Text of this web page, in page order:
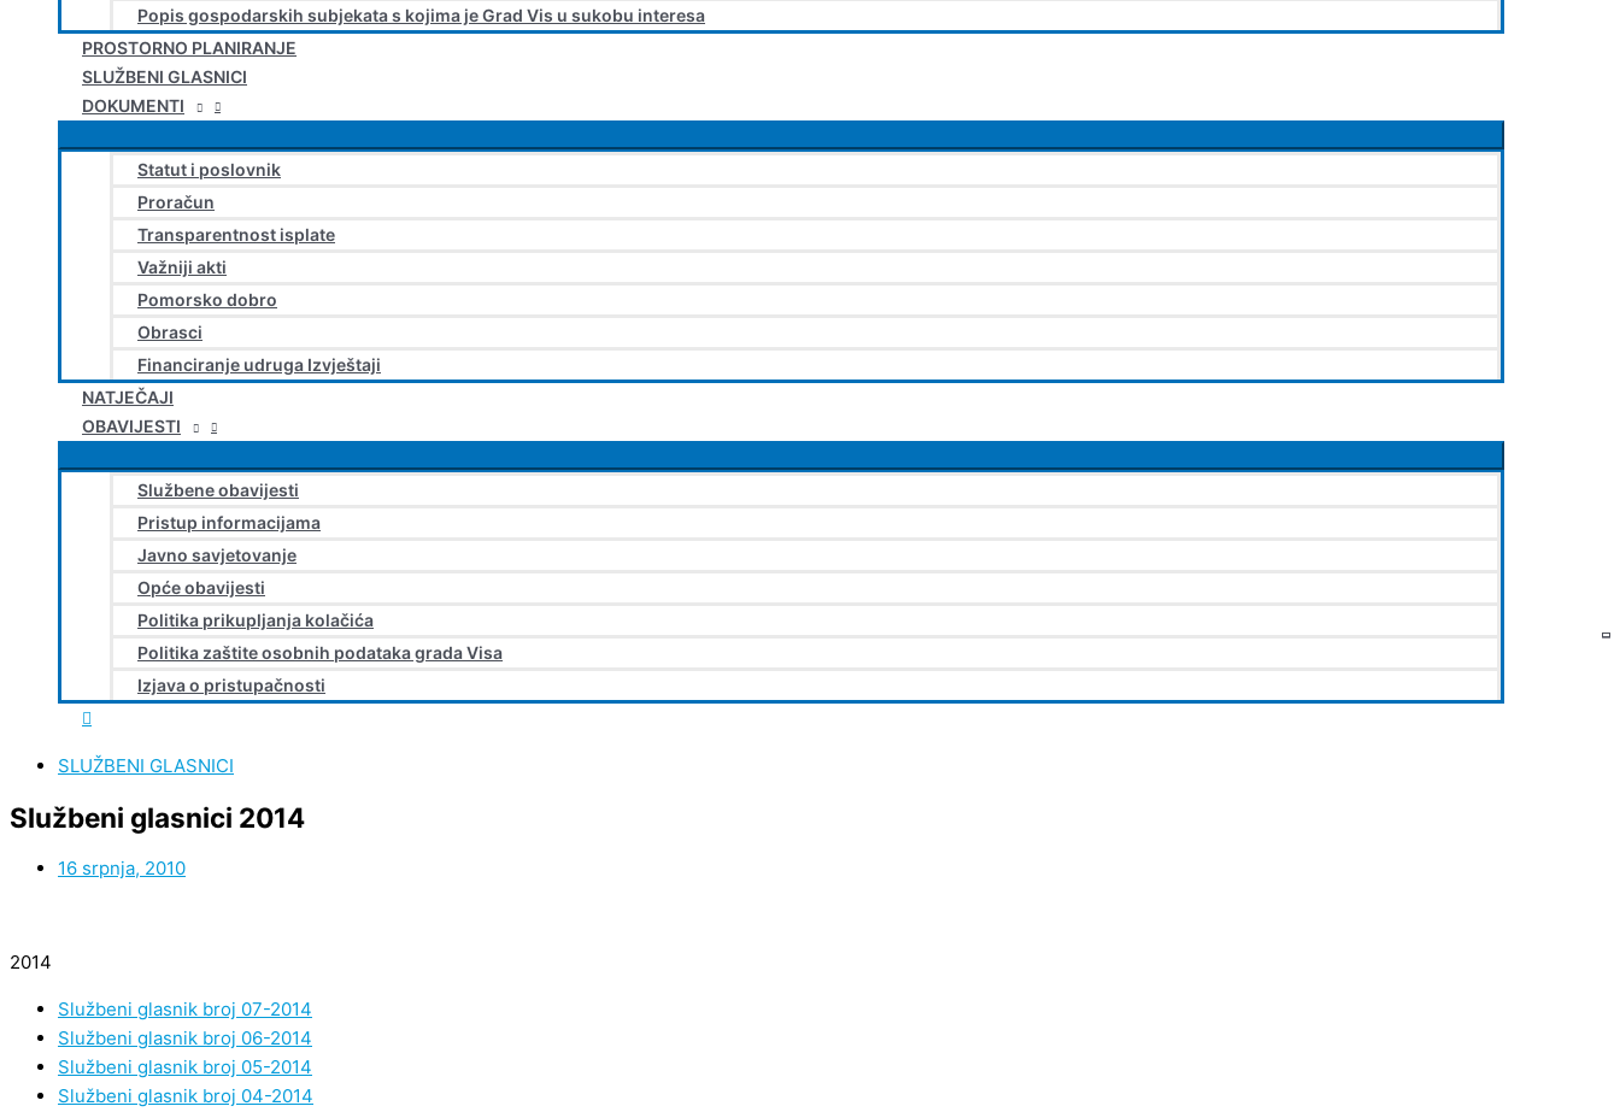
Popis gospodarskih subjekata s kojima je Grad Vis u sukobu interesa
PROSTORNO PLANIRANJE
SLUŽBENI GLASNICI
DOKUMENTI
Statut i poslovnik
Proračun
Transparentnost isplate
Važniji akti
Pomorsko dobro
Obrasci
Financiranje udruga Izvještaji
NATJEČAJI
OBAVIJESTI
Službene obavijesti
Pristup informacijama
Javno savjetovanje
Opće obavijesti
Politika prikupljanja kolačića
Politika zaštite osobnih podataka grada Visa
Izjava o pristupačnosti
SLUŽBENI GLASNICI
Službeni glasnici 2014
16 srpnja, 2010
2014
Službeni glasnik broj 07-2014
Službeni glasnik broj 06-2014
Službeni glasnik broj 05-2014
Službeni glasnik broj 04-2014